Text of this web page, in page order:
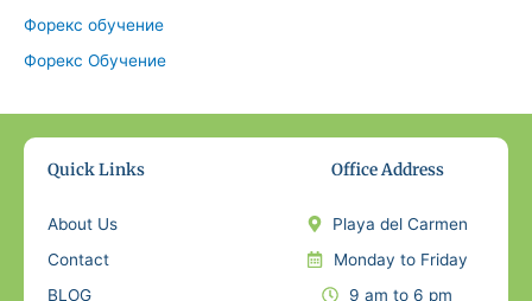
Форекс обучение
Форекс Обучение
Quick Links
About Us
Contact
BLOG
Office Address
Playa del Carmen
Monday to Friday
9 am to 6 pm